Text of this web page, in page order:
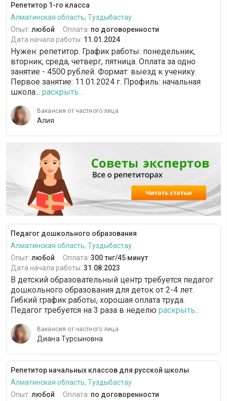
Репетитор 1-го класса
Алматинская область, Туздыбастау
Опыт: любой Оплата: по договоренности
Дата начала работы: 11.01.2024
Нужен: репетитор. График работы: понедельник,
вторник, среда, четверг, пятница. Оплата за одно
занятие - 4500 рублей. Формат: выезд к ученику.
Первое занятие: 11.01.2024 г. Профиль: начальная
школа... раскрыть...
Вакансия от частного лица
Алия
Педагог дошкольного образования
Алматинская область, Туздыбастау
Опыт: любой Оплата: 300 тнг/45 минут
Дата начала работы: 31.08.2023
В детский образовательный центр требуется педагог
дошкольного образования для деток от 2-4 лет.
Гибкий график работы, хорошая оплата труда.
Педагог требуется на 3 раза в неделю раскрыть...
Вакансия от частного лица
Диана Турсыновна
Репетитор начальных классов для русской школы
Алматинская область, Туздыбастау
Опыт: любой Оплата: по договоренности